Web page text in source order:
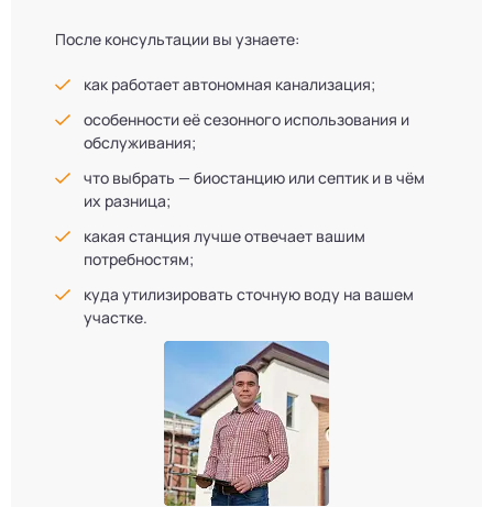
После консультации вы узнаете:
как работает автономная канализация;
особенности её сезонного использования и
обслуживания;
что выбрать — биостанцию или септик и в чём
их разница;
какая станция лучше отвечает вашим
потребностям;
куда утилизировать сточную воду на вашем
участке.